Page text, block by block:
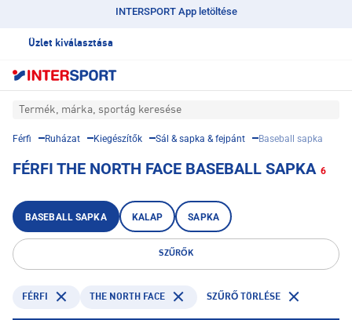
INTERSPORT App letöltése
Üzlet kiválasztása
Termék, márka, sportág keresése
Férfi Ruházat Kiegészítők Sál & sapka & fejpánt Baseball sapka
FÉRFI THE NORTH FACE BASEBALL SAPKA 6
BASEBALL SAPKA KALAP SAPKA
SZŰRŐK
FÉRFI THE NORTH FACE SZŰRŐ TÖRLÉSE